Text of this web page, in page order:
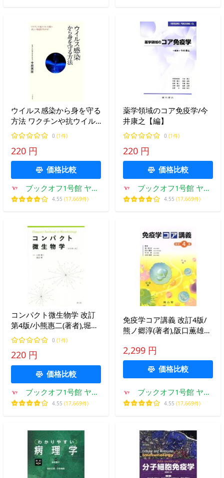
ウイルス感染から身を守る
方法 ワクチンや抗ウイル
ス剤の正しい知識がわか
る！/中原英臣【著】
0 (1件)
220 円
価格比較
ブックオフ1号館 ヤフ
ーショッピング店
4.55 (17,669件)
薬学領域のコア免疫学/今
井康之【編】
0 (1件)
220 円
価格比較
ブックオフ1号館 ヤフ
ーショッピング店
4.55 (17,669件)
コンパクト微生物学 改訂
第4版/小熊惠二(著者),堀田
博(著者)
0 (1件)
220 円
価格比較
ブックオフ1号館 ヤフ
ーショッピング店
4.55 (17,669件)
免疫学コア講義 改訂4版/
熊ノ郷淳(著者),阪口薫雄
2,299 円
価格比較
ブックオフ1号館 ヤフ
ーショッピング店
4.55 (17,669件)